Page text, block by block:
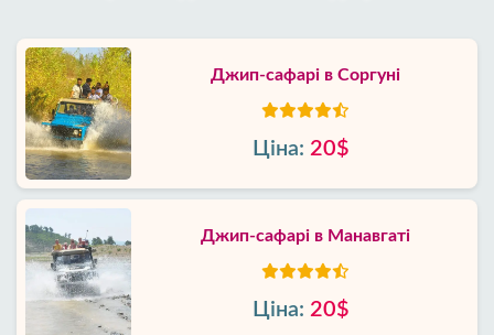
Джип-сафарі в Соргуні
Ціна: 20$
Джип-сафарі в Манавгаті
Ціна: 20$